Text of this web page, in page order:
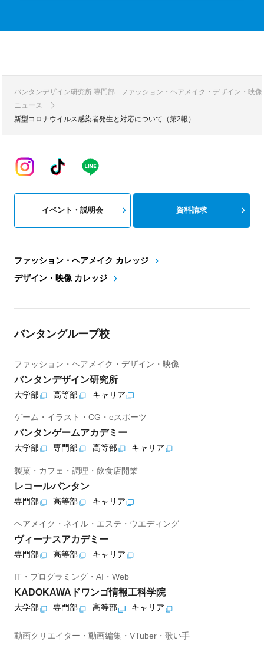
バンタンデザイン研究所 専門部 - ファッション・ヘアメイク・デザイン・映
ニュース
新型コロナウイルス感染者発生と対応について（第2報）
ファッション・ヘアメイク カレッジ
デザイン・映像 カレッジ
イベント・説明会 資料請求
バンタングループ校
ファッション・ヘアメイク・デザイン・映像
バンタンデザイン研究所
大学部 高等部 キャリア
ゲーム・イラスト・CG・eスポーツ
バンタンゲームアカデミー
大学部 専門部 高等部 キャリア
製菓・カフェ・調理・飲食店開業
レコールバンタン
専門部 高等部 キャリア
ヘアメイク・ネイル・エステ・ウエディング
ヴィーナスアカデミー
専門部 高等部 キャリア
IT・プログラミング・AI・Web
KADOKAWAドワンゴ情報工科学院
大学部 専門部 高等部 キャリア
動画クリエイター・動画編集・VTuber・歌い手